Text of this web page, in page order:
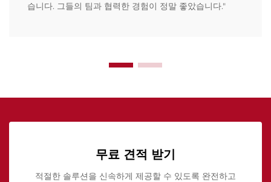
습니다. 그들의 팀과 협력한 경험이 정말 좋았습니다."
무료 견적 받기
적절한 솔루션을 신속하게 제공할 수 있도록 완전하고